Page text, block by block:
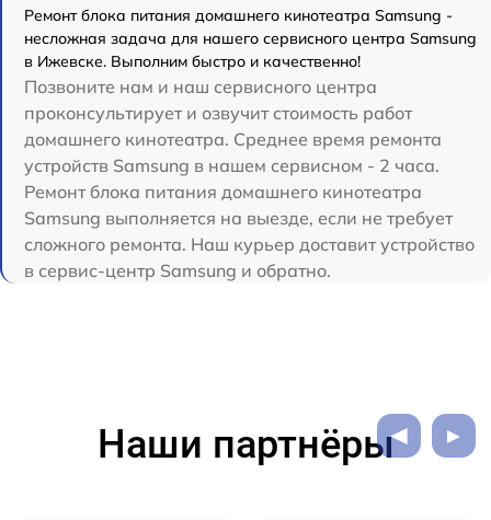
Ремонт блока питания домашнего кинотеатра Samsung -
несложная задача для нашего сервисного центра Samsung
в Ижевске. Выполним быстро и качественно!
Позвоните нам и наш сервисного центра
проконсультирует и озвучит стоимость работ
домашнего кинотеатра. Среднее время ремонта
устройств Samsung в нашем сервисном - 2 часа.
Ремонт блока питания домашнего кинотеатра
Samsung выполняется на выезде, если не требует
сложного ремонта. Наш курьер доставит устройство
в сервис-центр Samsung и обратно.
Наши партнёры